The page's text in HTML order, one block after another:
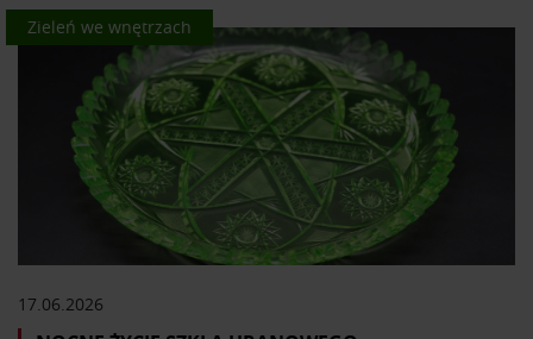
Kolor we wnętrzach
Zieleń we wnętrzach
17.06.2026